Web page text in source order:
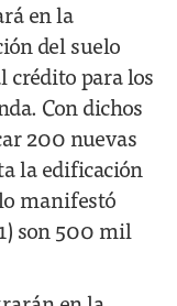
en la
del suelo
crédito para los
Con dichos
200 nuevas
la edificación
manifestó
son 500 mil